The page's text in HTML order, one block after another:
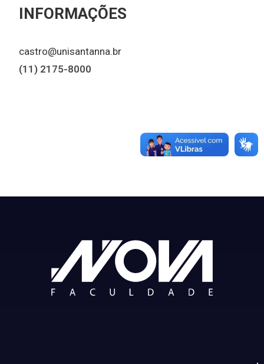
INFORMAÇÕES
castro@unisantanna.br
(11) 2175-8000